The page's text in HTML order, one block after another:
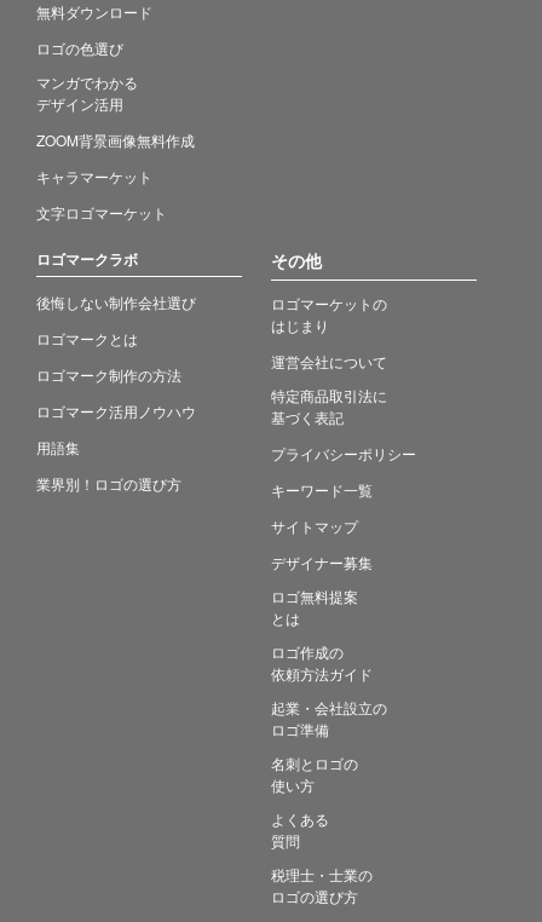
無料ダウンロード
ロゴの色選び
マンガでわかる
デザイン活用
ZOOM背景画像無料作成
キャラマーケット
文字ロゴマーケット
ロゴマークラボ
後悔しない制作会社選び
ロゴマークとは
ロゴマーク制作の方法
ロゴマーク活用ノウハウ
用語集
業界別！ロゴの選び方
その他
ロゴマーケットの
はじまり
運営会社について
特定商品取引法に
基づく表記
プライバシーポリシー
キーワード一覧
サイトマップ
デザイナー募集
ロゴ無料提案
とは
ロゴ作成の
依頼方法ガイド
起業・会社設立の
ロゴ準備
名刺とロゴの
使い方
よくある
質問
税理士・士業の
ロゴの選び方